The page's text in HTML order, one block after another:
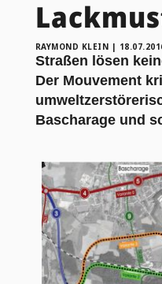
RAYMOND KLEIN |
Straßen lösen
Der Mouvement
Bascharage und